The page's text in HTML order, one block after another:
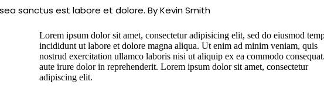
sanctus est labore et dolore. ByKevin Smith
Lorem ipsum dolor sit amet, consectetur adipisicing elit, sed do eiusmod
incididunt ut labore et dolore magna aliqua. Ut enim ad minim veniam, quis
nostrud exercitation ullamco laboris nisi ut aliquip ex ea commodo
aute irure dolor in reprehenderit. Lorem ipsum dolor sit amet, consectetur
adipiscing elit.